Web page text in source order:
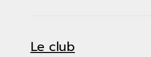
Le club